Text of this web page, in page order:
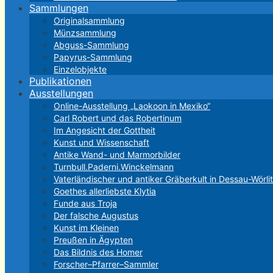
Sammlungen
Originalsammlung
Münzsammlung
Abguss-Sammlung
Papyrus-Sammlung
Einzelobjekte
Publikationen
Ausstellungen
Online-Ausstellung „Laokoon in Mexiko“
Carl Robert und das Robertinum
Im Angesicht der Gottheit
Kunst und Wissenschaft
Antike Wand- und Marmorbilder
Turnbull.Paderni.Winckelmann
Vaterländischer und antiker Gräberkult in Dessau-
Goethes allerliebste Klytia
Funde aus Troja
Der falsche Augustus
Kunst im Kleinen
Preußen in Ägypten
Das Bildnis des Homer
Forscher–Pfarrer–Sammler